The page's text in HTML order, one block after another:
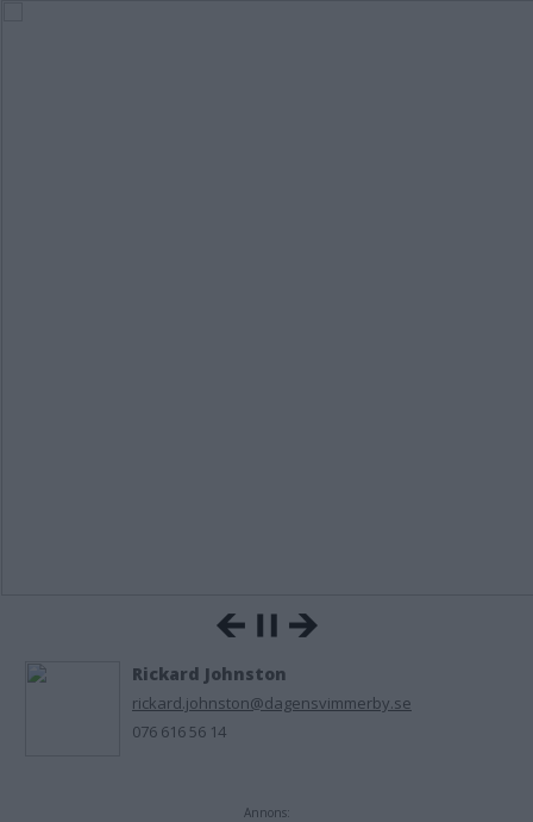
Rickard Johnston
rickard.johnston@dagensvimmerby.se
076 616 56 14
Annons: